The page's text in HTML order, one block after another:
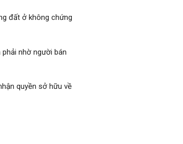
đất ở không chứng
nhờ người bán
quyền sở hữu về